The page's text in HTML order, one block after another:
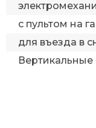
с пультом на
для въезда в
Вертикальные